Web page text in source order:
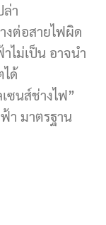
า
งต่อสายไฟผิด
ไม่เป็น อาจนำ
ด้
ซนส์ช่างไฟ”
า มาตรฐาน